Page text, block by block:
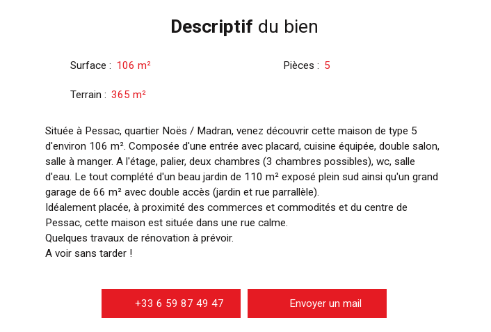
Descriptif du bien
Surface : 106 m² Pièces : 5
Terrain : 365 m²
Située à Pessac, quartier Noës / Madran, venez découvrir cette maison de type 5
d'environ 106 m². Composée d'une entrée avec placard, cuisine équipée, double salon,
salle à manger. A l'étage, palier, deux chambres (3 chambres possibles), wc, salle
d'eau. Le tout complété d'un beau jardin de 110 m² exposé plein sud ainsi qu'un grand
garage de 66 m² avec double accès (jardin et rue parrallèle).
Idéalement placée, à proximité des commerces et commodités et du centre de
Pessac, cette maison est située dans une rue calme.
Quelques travaux de rénovation à prévoir.
A voir sans tarder !
+33 6 59 87 49 47 Envoyer un mail